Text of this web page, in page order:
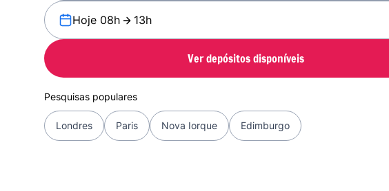
Hoje 08h 13h
Ver depósitos disponíveis
Pesquisas populares
Londres Paris Nova Iorque Edimburgo